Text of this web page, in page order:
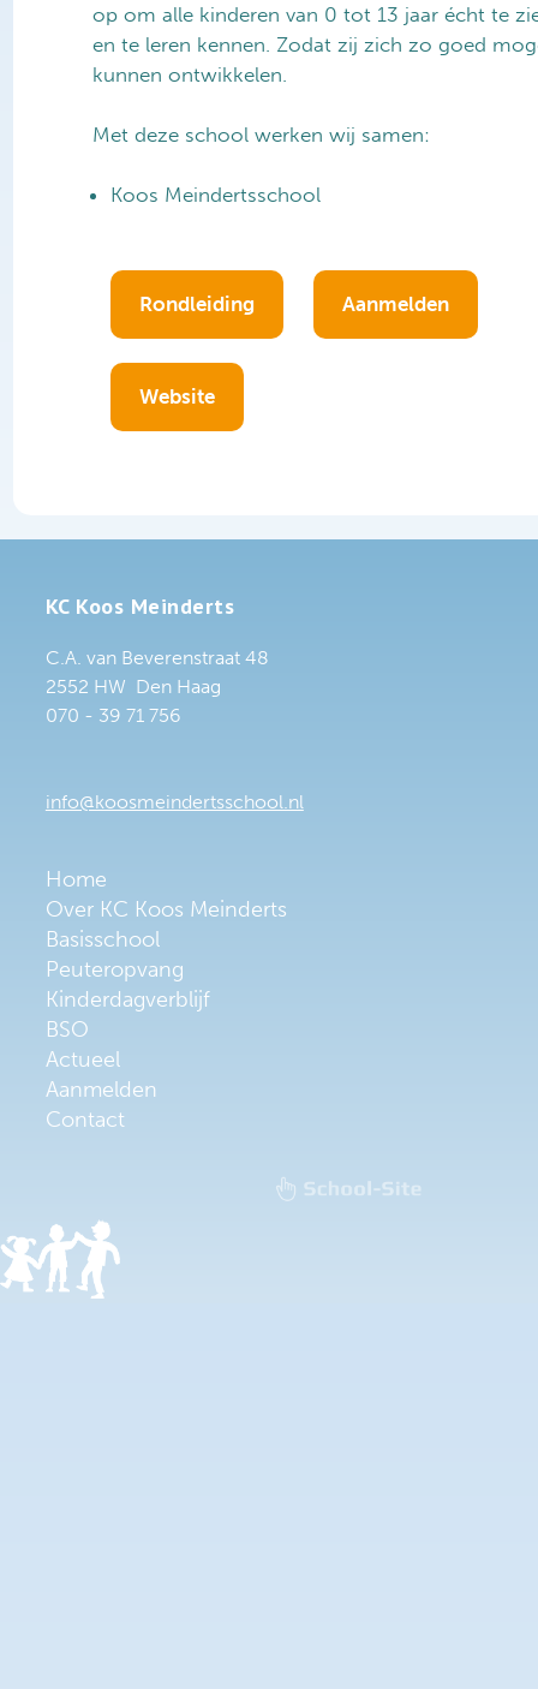
op om alle kinderen van 0 tot 13 jaar écht te
en te leren kennen. Zodat zij zich zo goed
kunnen ontwikkelen.
Met deze school werken wij samen:
Koos Meindertsschool
Rondleiding Aanmelden
Website
KC Koos Meinderts
C.A. van Beverenstraat 48
2552 HW Den Haag
070 - 39 71 756
info@koosmeindertsschool.nl
Home
Over KC Koos Meinderts
Basisschool
Peuteropvang
Kinderdagverblijf
BSO
Actueel
Aanmelden
Contact